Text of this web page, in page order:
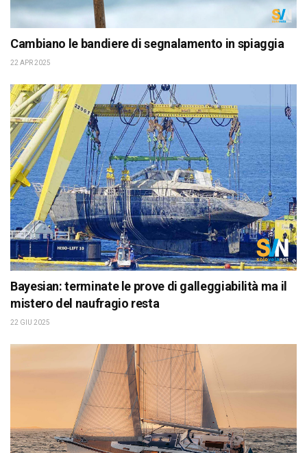
Cambiano le bandiere di segnalamento in spiaggia
22 APR 2025
Bayesian: terminate le prove di galleggiabilità ma il
mistero del naufragio resta
22 GIU 2025